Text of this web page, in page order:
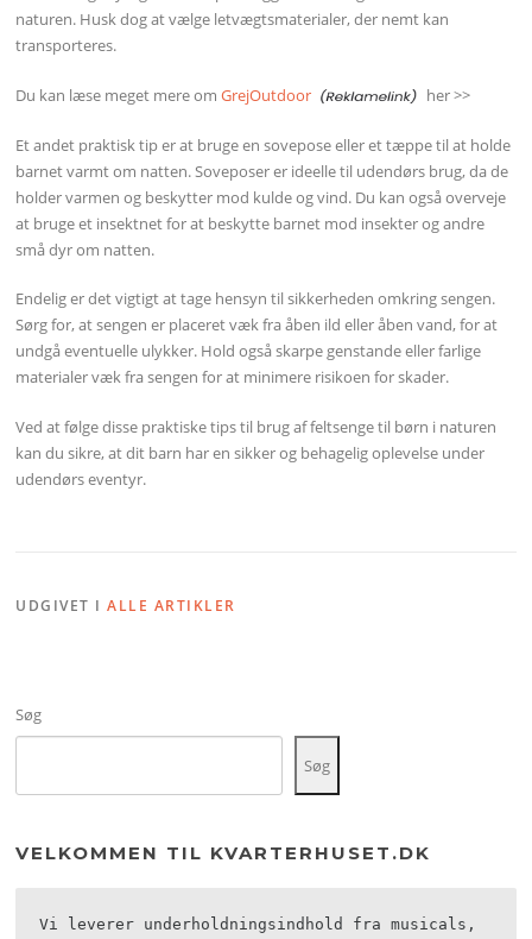
naturen. Husk dog at vælge letvægtsmaterialer, der nemt kan
transporteres.
Du kan læse meget mere omGrejOutdoor her >>
Et andet praktisk tip er at bruge en sovepose eller et tæppe til at holde
barnet varmt om natten. Soveposer er ideelle til udendørs brug, da de
holder varmen og beskytter mod kulde og vind. Du kan også overveje
at bruge et insektnet for at beskytte barnet mod insekter og andre
små dyr om natten.
Endelig er det vigtigt at tage hensyn til sikkerheden omkring sengen.
Sørg for, at sengen er placeret væk fra åben ild eller åben vand, for at
undgå eventuelle ulykker. Hold også skarpe genstande eller farlige
materialer væk fra sengen for at minimere risikoen for skader.
Ved at følge disse praktiske tips til brug af feltsenge til børn i naturen
kan du sikre, at dit barn har en sikker og behagelig oplevelse under
udendørs eventyr.
UDGIVET IALLE ARTIKLER
Søg
Søg
VELKOMMEN TIL KVARTERHUSET.DK
Vi leverer underholdningsindhold fra musicals,